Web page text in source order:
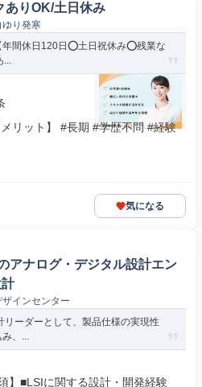
ありOK/土日休み
り発寒
間休日120日⭕土日祝休み⭕残業な
...
リット】 #長期 #学歴不問 #経験
気になる
アナログ・デジタル設計エン
インセンター
リーダーとして、製品仕様の実現性
、...
】■LSIに関する設計・開発経験